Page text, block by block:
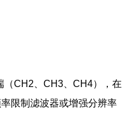
（CH2、CH3、CH4），在
限制滤波器或增强分辨率